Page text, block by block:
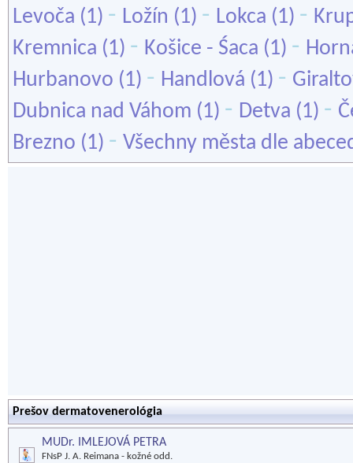
Levoča (1) - Ložín (1) - Lokca (1) -
Kremnica (1) - Košice - Śaca (1) -
Hurbanovo (1) - Handlová (1) -
Dubnica nad Váhom (1) - Detva (1) -
Brezno (1) - Všechny města dle
Prešov dermatovenerológia
MUDr. IMLEJOVÁ PETRA
FNsP J. A. Reimana - kožné odd.